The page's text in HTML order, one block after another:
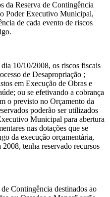
da Reserva de Contingência
Poder Executivo Municipal,
de cada evento de riscos
10/10/2008, os riscos fiscais
de Desapropriação ;
em Execução de Obras e
ou se efetivando a cobrança
o previsto no Orçamento da
poderão ser utilizados
Municipal para abertura
nas dotações que se
da execução orçamentária,
tenha reservado recursos
Contingência destinados ao